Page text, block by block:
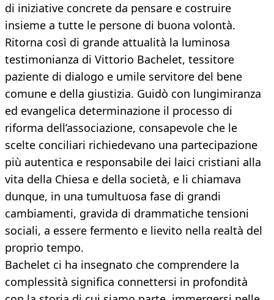
di iniziative concrete da pensare e costruire
insieme a tutte le persone di buona volontà.
Ritorna così di grande attualità la luminosa
testimonianza di Vittorio Bachelet, tessitore
paziente di dialogo e umile servitore del bene
comune e della giustizia. Guidò con lungimiranza
ed evangelica determinazione il processo di
riforma dell’associazione, consapevole che le
scelte conciliari richiedevano una partecipazione
più autentica e responsabile dei laici cristiani alla
vita della Chiesa e della società, e li chiamava
dunque, in una tumultuosa fase di grandi
cambiamenti, gravida di drammatiche tensioni
sociali, a essere fermento e lievito nella realtà del
proprio tempo.
Bachelet ci ha insegnato che comprendere la
complessità significa connettersi in profondità